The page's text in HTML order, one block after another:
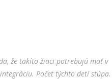
že takíto žiaci potrebujú mať v
Počet týchto detí stúpa.